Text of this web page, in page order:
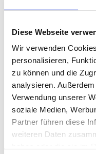
Diese Webseite
Wir verwenden
personalisieren,
zu können und die
analysieren.
Verwendung unserer
soziale Medien,
Partner führen diese
weiteren Daten
Ihr